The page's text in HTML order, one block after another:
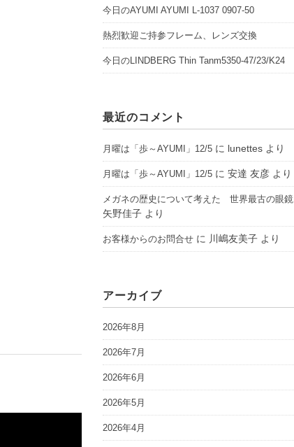
今日のAYUMI AYUMI L-1037 0907-50
熱烈歓迎ご持参フレーム、レンズ交換
今日のLINDBERG Thin Tanm5350-47/23/K24
最近のコメント
月曜は「歩～AYUMI」12/5 に lunettes より
月曜は「歩～AYUMI」12/5 に安達 友彦 より
メガネの歴史について考えた 世界最古の眼鏡
矢野佳子 より
お客様からのお問合せ に 川嶋友美子 より
アーカイブ
2026年8月
2026年7月
2026年6月
2026年5月
2026年4月